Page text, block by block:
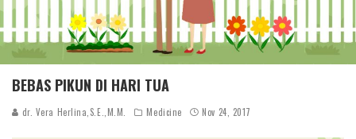
BEBAS PIKUN DI HARI TUA
dr. Vera Herlina,S.E.,M.M. Medicine Nov 24, 2017